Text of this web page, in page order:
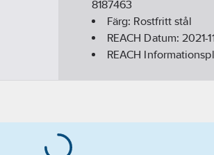
8187463
Färg: Rostfritt stål
REACH Datum:2021-
REACH